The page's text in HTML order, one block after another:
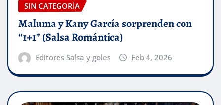
SIN CATEGORÍA
Maluma y Kany García sorprenden con
“1+1” (Salsa Romántica)
Editores Salsa y goles Feb 4, 2026